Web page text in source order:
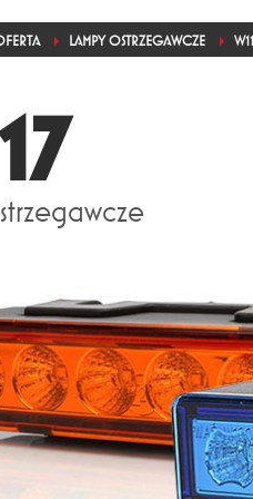
LAMPY OSTRZEGAWCZE